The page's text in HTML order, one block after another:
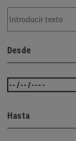
Desde
Hasta